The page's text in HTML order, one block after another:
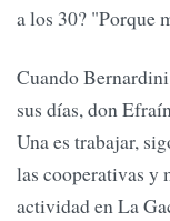
a los 30? "Porque
Cuando
sus días, don
Una es trabajar,
las cooperativas y
actividad en La